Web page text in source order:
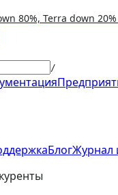
80%, Terra down
/
БлогЖурнал